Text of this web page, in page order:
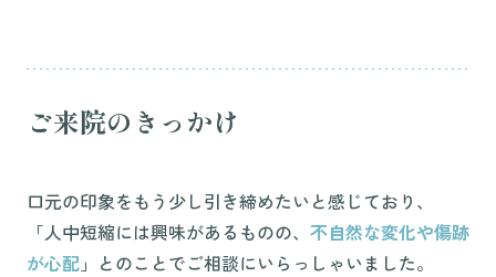
ご来院のきっかけ
口元の印象をもう少し引き締めたいと感じており、
「人中短縮には興味があるものの、 不自然な変化や傷跡
が心配 」とのことでご相談にいらっしゃいました。